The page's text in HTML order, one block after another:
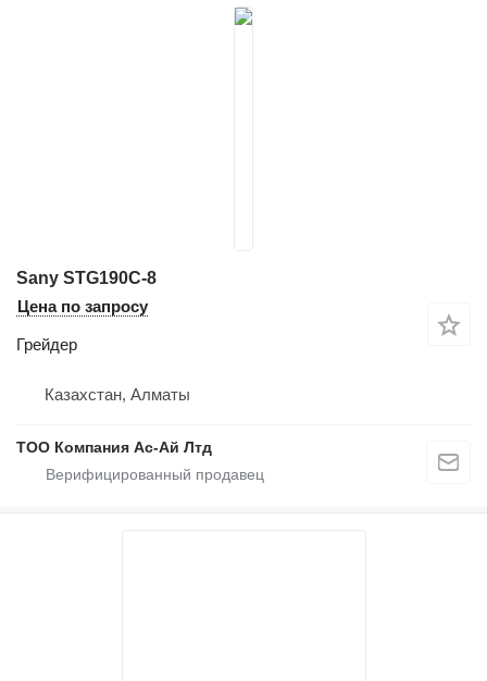
Sany STG190C-8
Цена по запросу
Грейдер
Казахстан, Алматы
ТОО Компания Ас-Ай Лтд